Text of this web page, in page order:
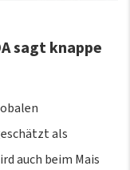
sagt knappe
als
auch beim Mais